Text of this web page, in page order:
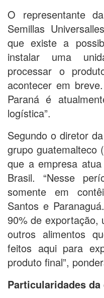
O representante
Semillas
que existe a
instalar uma
processar o
acontecer em
Paraná é
logística”.
Segundo o diretor
grupo guatemalteco
que a empresa
Brasil. “Nesse
somente em
Santos e
90% de exportação,
outros alimentos
feitos aqui para
produto final”,
Particularidades da